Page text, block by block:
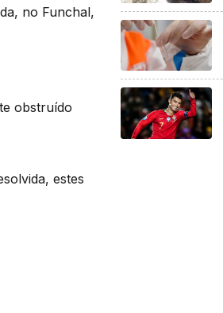
no Funchal,
obstruído
estes